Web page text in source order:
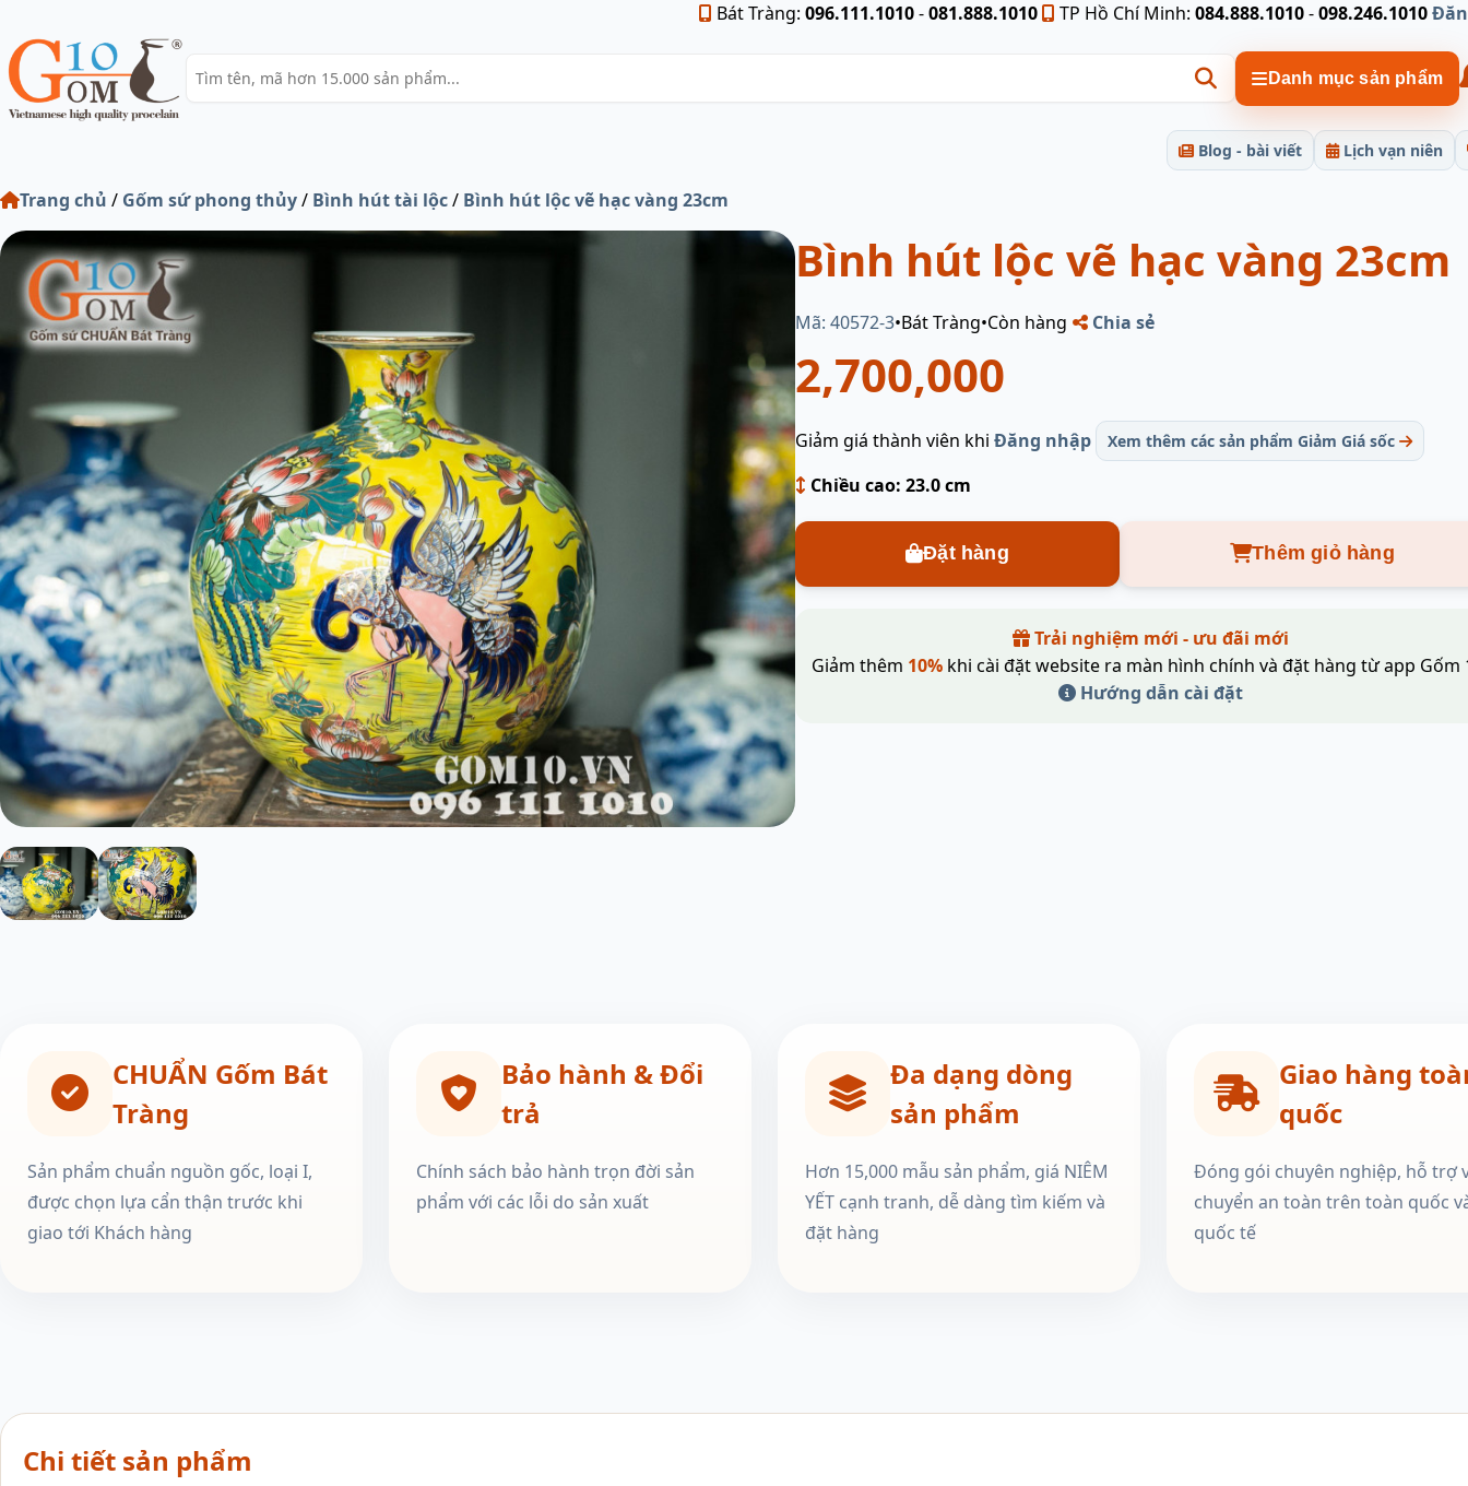
Bát Tràng: 096.111.1010-081.888.1010 TP Hồ Chí Minh: 084.888.1010-098.246.1010
Danh mục sản phẩm
Lịch vạn niên
Blog - bài viết
Trang chủ / Gốm sứ phong thủy/ Bình hút tài lộc/ Bình hút lộc vẽ hạc vàng 23cm
Bình hút lộc vẽ hạc vàng 23cm
Mã: 40572-3•Bát Tràng•Còn hàng Chia sẻ
2,700,000
Giảm giá thành viên khi Đăng nhập Xem thêm các sản phẩm Giảm Giá sốc
Chiều cao: 23.0 cm
Đặt hàng Thêm giỏ hàng
Trải nghiệm mới - ưu đãi mới
Giảm thêm 10% khi cài đặt website ra màn hình chính và đặt hàng từ app Gốm
Hướng dẫn cài đặt
CHUẨN Gốm Bát
Tràng
Sản phẩm chuẩn nguồn gốc, loại I,
được chọn lựa cẩn thận trước khi
giao tới Khách hàng
Bảo hành & Đổi
trả
Chính sách bảo hành trọn đời sản
phẩm với các lỗi do sản xuất
Đa dạng dòng
sản phẩm
Hơn 15,000 mẫu sản phẩm, giá NIÊM
YẾT cạnh tranh, dễ dàng tìm kiếm và
đặt hàng
Giao hàng
quốc
Đóng gói chuyên nghiệp, hỗ trợ
chuyển an toàn trên toàn quốc
quốc tế
Chi tiết sản phẩm